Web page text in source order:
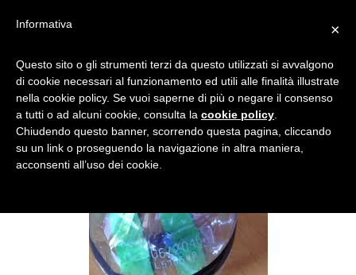
QUARTA IMMAGINE
ELICOTTERO
×
Informativa
Questo sito o gli strumenti terzi da questo utilizzati si avvalgono
di cookie necessari al funzionamento ed utili alle finalità illustrate
nella cookie policy. Se vuoi saperne di più o negare il consenso
a tutti o ad alcuni cookie, consulta la cookie policy
Chiudendo questo banner, scorrendo questa pagina, cliccando
su un link o proseguendo la navigazione in altra maniera,
acconsenti all’uso dei cookie.